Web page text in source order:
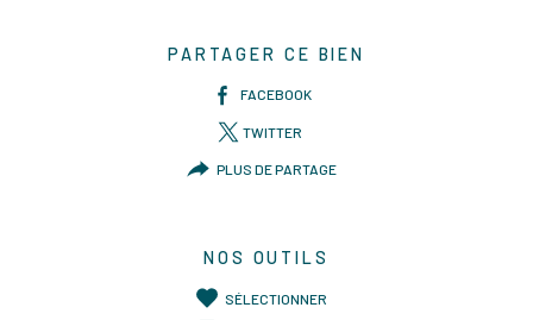
PARTAGER CE BIEN
FACEBOOK
TWITTER
PLUS DE PARTAGE
NOS OUTILS
SÉLECTIONNER